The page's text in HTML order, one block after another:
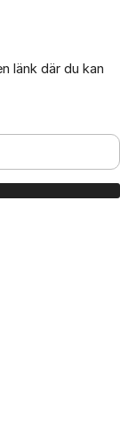
länk där du kan